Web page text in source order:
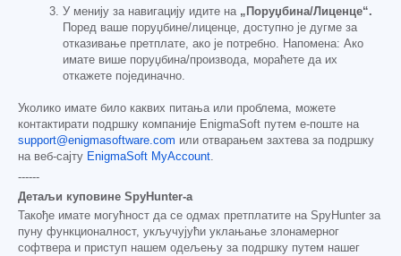
У менију за навигацију идите на „Поруџбина/Лиценце“.
Поред ваше поруџбине/лиценце, доступно је дугме за
отказивање претплате, ако је потребно. Напомена: Ако
имате више поруџбина/производа, мораћете да их
откажете појединачно.
Уколико имате било каквих питања или проблема, можете
контактирати подршку компаније EnigmaSoft путем е-поште на
support@enigmasoftware.com или отварањем захтева за подршку
на веб-сајту EnigmaSoft MyAccount.
------
Детаљи куповине SpyHunter-а
Такође имате могућност да се одмах претплатите на SpyHunter за
пуну функционалност, укључујући уклањање злонамерног
софтвера и приступ нашем одељењу за подршку путем нашег